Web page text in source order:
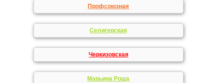
Профсоюзная
Селигерская
Черкизовская
Марьина Роща